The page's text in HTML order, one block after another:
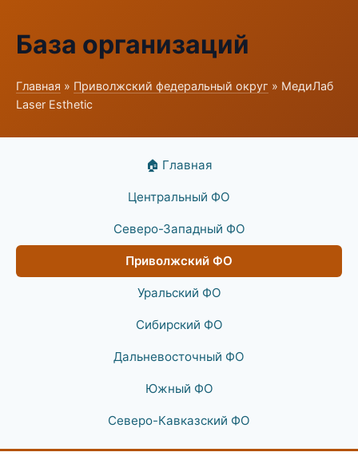
База организаций
Главная » Приволжский федеральный округ » МедиЛаб
Laser Esthetic
🏠 Главная
Центральный ФО
Северо-Западный ФО
Приволжский ФО
Уральский ФО
Сибирский ФО
Дальневосточный ФО
Южный ФО
Северо-Кавказский ФО